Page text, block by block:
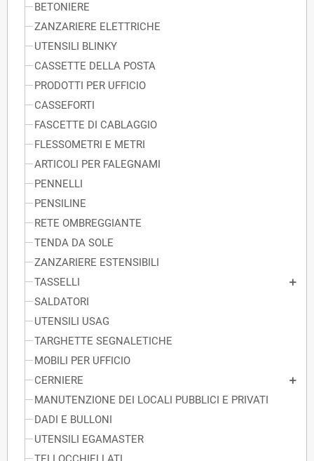
BETONIERE
ZANZARIERE ELETTRICHE
UTENSILI BLINKY
CASSETTE DELLA POSTA
PRODOTTI PER UFFICIO
CASSEFORTI
FASCETTE DI CABLAGGIO
FLESSOMETRI E METRI
ARTICOLI PER FALEGNAMI
PENNELLI
PENSILINE
RETE OMBREGGIANTE
TENDA DA SOLE
ZANZARIERE ESTENSIBILI
TASSELLI
SALDATORI
UTENSILI USAG
TARGHETTE SEGNALETICHE
MOBILI PER UFFICIO
CERNIERE
MANUTENZIONE DEI LOCALI PUBBLICI E PRIVATI
DADI E BULLONI
UTENSILI EGAMASTER